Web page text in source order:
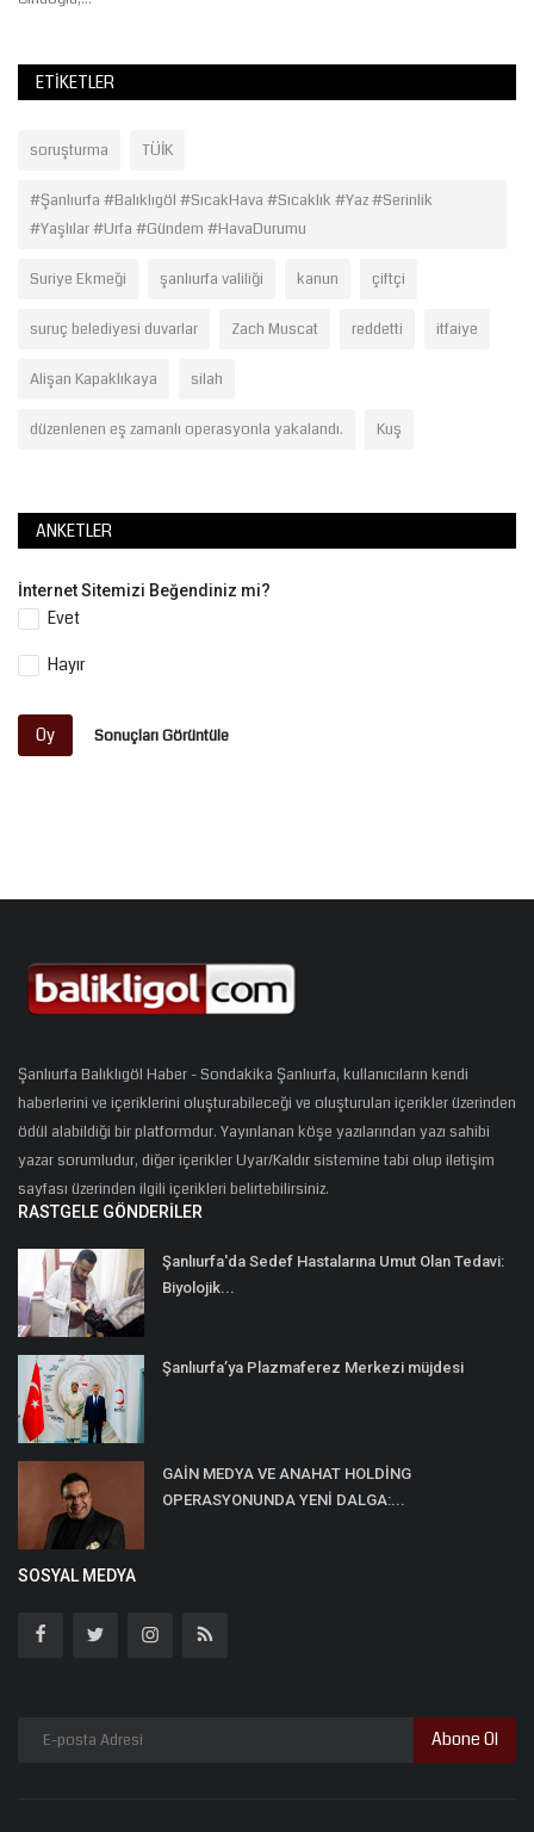
ETIKETLER
soruşturma TÜİK
#Şanlıurfa #Balıklıgöl #SıcakHava #Sıcaklık #Yaz #Serinlik
#Yaşlılar #Urfa #Gündem #HavaDurumu
Suriye Ekmeği şanlıurfa valiliği kanun çiftçi
suruç belediyesi duvarlar Zach Muscat reddetti itfaiye
Alişan Kapaklıkaya silah
düzenlenen eş zamanlı operasyonla yakalandı. Kuş
ANKETLER
İnternet Sitemizi Beğendiniz mi?
Evet
Hayır
Oy Sonuçları Görüntüle
Şanlıurfa Balıklıgöl Haber - Sondakika Şanlıurfa, kullanıcıların kendi
haberlerini ve içeriklerini oluşturabileceği ve oluşturulan içerikler üzerinden
ödül alabildiği bir platformdur. Yayınlanan köşe yazılarından yazı sahibi
yazar sorumludur, diğer içerikler Uyar/Kaldır sistemine tabi olup iletişim
sayfası üzerinden ilgili içerikleri belirtebilirsiniz.
RASTGELE GÖNDERILER
Şanlıurfa'da Sedef Hastalarına Umut Olan Tedavi:
Biyolojik...
Şanlıurfa’ya Plazmaferez Merkezi müjdesi
GAİN MEDYA VE ANAHAT HOLDİNG
OPERASYONUNDA YENİ DALGA:...
SOSYAL MEDYA
Abone Ol